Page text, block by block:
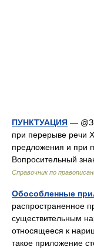
ПУНКТУАЦИЯ —
при перерыве речи
предложения и при
Вопросительный
Справочник по
Обособленные
распространенное
существительным
относящееся к
такое приложение